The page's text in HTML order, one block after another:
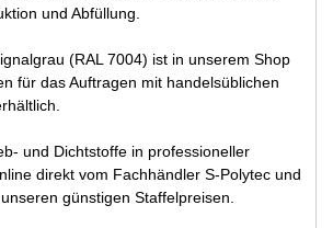
und Abfüllung.
(RAL 7004) ist in unserem Shop
für das Auftragen mit handelsüblichen
und Dichtstoffe in professioneller
direkt vom Fachhändler S-Polytec und
günstigen Staffelpreisen.